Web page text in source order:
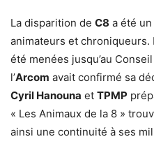
La disparition de C8 a été
animateurs et
été menées jusqu’au
l’Arcom avait confirmé sa
Cyril Hanouna et TPMP
« Les Animaux de la 8 »
ainsi une continuité à ses